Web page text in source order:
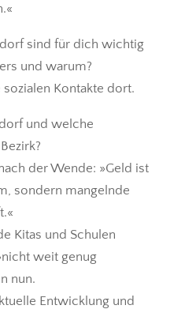
sind für dich wichtig
und warum?
Kontakte dort.
und welche
der Wende: »Geld ist
sondern mangelnde
Kitas und Schulen
weit genug
nun.
Entwicklung und